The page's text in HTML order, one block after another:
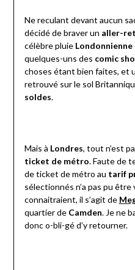
Ne reculant devant aucun
décidé de braver un aller-
célèbre pluie Londonnienne
quelques-uns des comic
choses étant bien faites, et
retrouvé sur le sol
soldes.
Mais à Londres, tout n’est
ticket de métro. Faute de
de ticket de métro au tarif
sélectionnés n’a pas pu
connaitraient, il s’agit de
quartier de Camden. Je ne
donc o-bli-gé d’y retourner.